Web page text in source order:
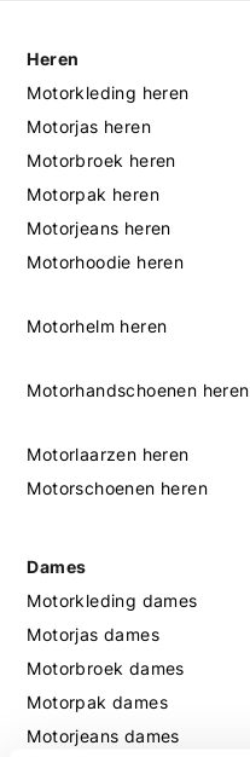
Heren
Motorkleding heren
Motorjas heren
Motorbroek heren
Motorpak heren
Motorjeans heren
Motorhoodie heren
Motorhelm heren
Motorhandschoenen heren
Motorlaarzen heren
Motorschoenen heren
Dames
Motorkleding dames
Motorjas dames
Motorbroek dames
Motorpak dames
Motorjeans dames